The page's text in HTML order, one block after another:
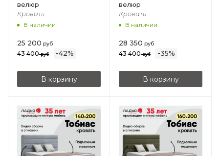
велюр
Кровать
В наличии
25 200 руб
43 400руб -42%
В корзину
велюр
Кровать
В наличии
28 350 руб
43 400руб -35%
В корзину